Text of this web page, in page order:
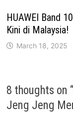
HUAWEI Band
Kini di Malaysia!
March 18, 2025
8 thoughts on “
Jeng Jeng